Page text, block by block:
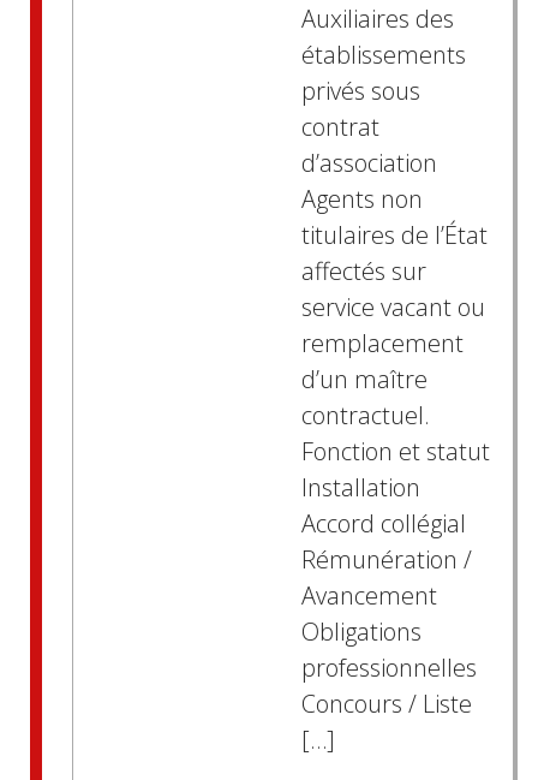
Auxiliaires des
établissements
privés sous
contrat
d’association
Agents non
titulaires de l’État
affectés sur
service vacant ou
remplacement
d’un maître
contractuel.
Fonction et statut
Installation
Accord collégial
Rémunération /
Avancement
Obligations
professionnelles
Concours / Liste
[…]